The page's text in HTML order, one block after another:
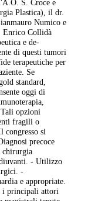
S. Croce e
Plastica), il dr.
Numico e
Enrico Collidà
e de-
di questi tumori
terapeutiche per
Se
standard,
oggi di
opzioni
fragili o
congresso si
precoce
chirurgia
- Utilizzo
-
e appropriate.
i principali attori